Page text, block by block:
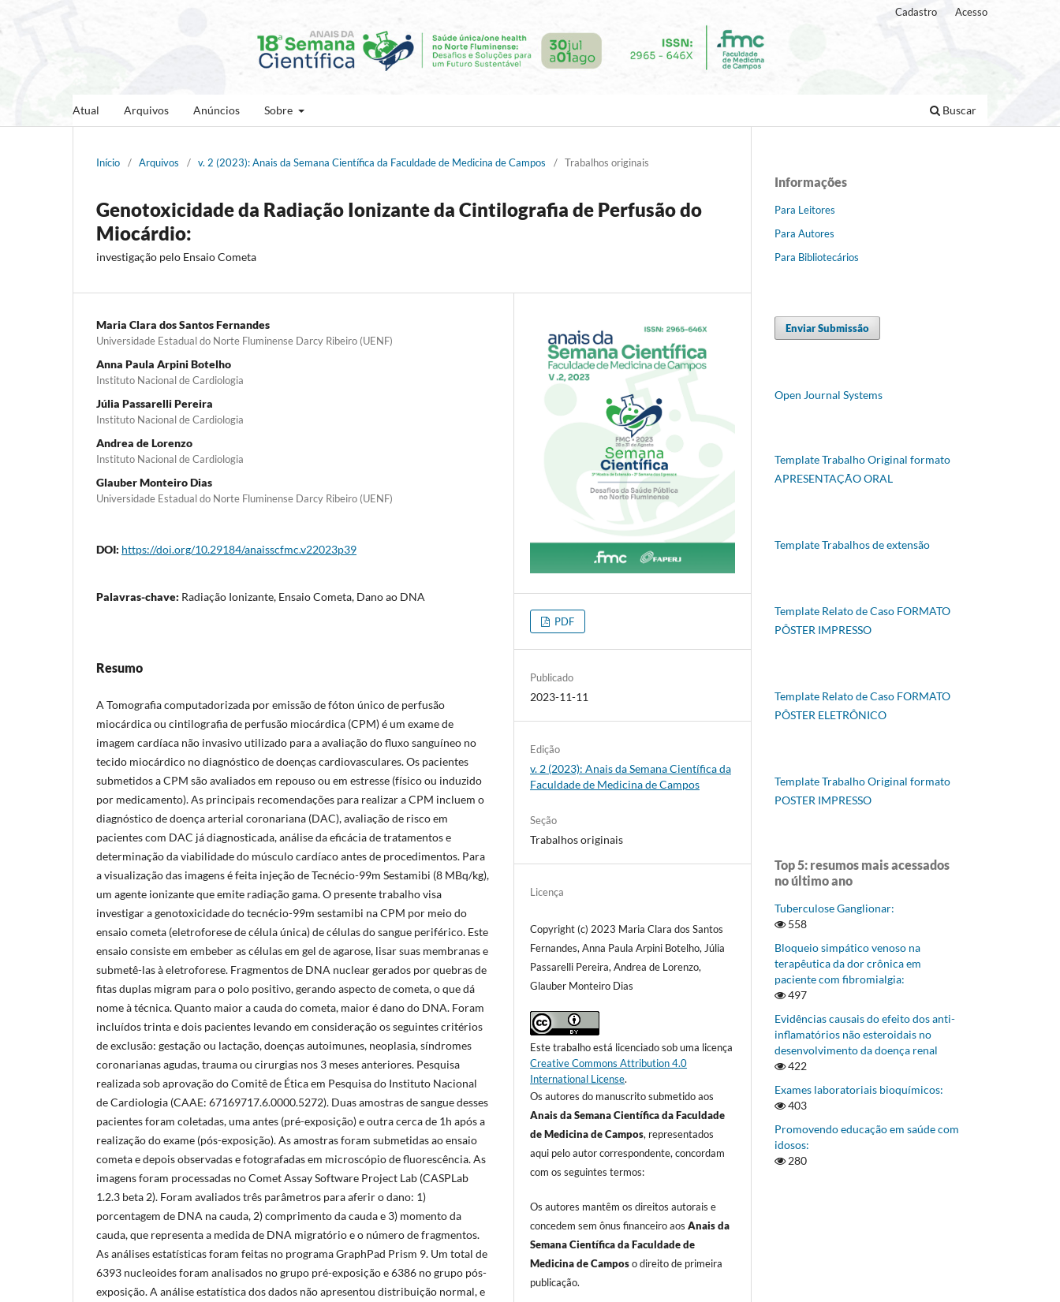
Atual Arquivos Anúncios Sobre Buscar
Cadastro Acesso
Início / Arquivos / v. 2 (2023): Anais da Semana Científica da Faculdade de Medicina de Campos / Trabalhos originais
Genotoxicidade da Radiação Ionizante da Cintilografia de Perfusão do
Miocárdio:
investigação pelo Ensaio Cometa
Maria Clara dos Santos Fernandes
Universidade Estadual do Norte Fluminense Darcy Ribeiro (UENF)
Anna Paula Arpini Botelho
Instituto Nacional de Cardiologia
Júlia Passarelli Pereira
Instituto Nacional de Cardiologia
Andrea de Lorenzo
Instituto Nacional de Cardiologia
Glauber Monteiro Dias
Universidade Estadual do Norte Fluminense Darcy Ribeiro (UENF)
DOI: https://doi.org/10.29184/anaisscfmc.v22023p39
Palavras-chave: Radiação Ionizante, Ensaio Cometa, Dano ao DNA
Resumo
A Tomografia computadorizada por emissão de fóton único de perfusão
miocárdica ou cintilografia de perfusão miocárdica (CPM) é um exame de
imagem cardíaca não invasivo utilizado para a avaliação do fluxo sanguíneo no
tecido miocárdico no diagnóstico de doenças cardiovasculares. Os pacientes
submetidos a CPM são avaliados em repouso ou em estresse (físico ou induzido
por medicamento). As principais recomendações para realizar a CPM incluem o
diagnóstico de doença arterial coronariana (DAC), avaliação de risco em
pacientes com DAC já diagnosticada, análise da eficácia de tratamentos e
determinação da viabilidade do músculo cardíaco antes de procedimentos. Para
a visualização das imagens é feita injeção de Tecnécio-99m Sestamibi (8 MBq/kg),
um agente ionizante que emite radiação gama. O presente trabalho visa
investigar a genotoxicidade do tecnécio-99m sestamibi na CPM por meio do
ensaio cometa (eletroforese de célula única) de células do sangue periférico. Este
ensaio consiste em embeber as células em gel de agarose, lisar suas membranas e
submetê-las à eletroforese. Fragmentos de DNA nuclear gerados por quebras de
fitas duplas migram para o polo positivo, gerando aspecto de cometa, o que dá
nome à técnica. Quanto maior a cauda do cometa, maior é dano do DNA. Foram
incluídos trinta e dois pacientes levando em consideração os seguintes critérios
de exclusão: gestação ou lactação, doenças autoimunes, neoplasia, síndromes
coronarianas agudas, trauma ou cirurgias nos 3 meses anteriores. Pesquisa
realizada sob aprovação do Comitê de Ética em Pesquisa do Instituto Nacional
de Cardiologia (CAAE: 67169717.6.0000.5272). Duas amostras de sangue desses
pacientes foram coletadas, uma antes (pré-exposição) e outra cerca de 1h após a
realização do exame (pós-exposição). As amostras foram submetidas ao ensaio
cometa e depois observadas e fotografadas em microscópio de fluorescência. As
imagens foram processadas no Comet Assay Software Project Lab (CASPLab
1.2.3 beta 2). Foram avaliados três parâmetros para aferir o dano: 1)
porcentagem de DNA na cauda, 2) comprimento da cauda e 3) momento da
cauda, que representa a medida de DNA migratório e o número de fragmentos.
As análises estatísticas foram feitas no programa GraphPad Prism 9. Um total de
6393 nucleoides foram analisados no grupo pré-exposição e 6386 no grupo pós-
exposição. A análise estatística dos dados não apresentou distribuição normal, e
PDF
Publicado
2023-11-11
Edição
v. 2 (2023): Anais da Semana Científica da
Faculdade de Medicina de Campos
Seção
Trabalhos originais
Licença
Copyright (c) 2023 Maria Clara dos Santos
Fernandes, Anna Paula Arpini Botelho, Júlia
Passarelli Pereira, Andrea de Lorenzo,
Glauber Monteiro Dias
Este trabalho está licenciado sob uma licença
Creative Commons Attribution 4.0
International License.
Os autores do manuscrito submetido aos
Anais da Semana Científica da Faculdade
de Medicina de Campos, representados
aqui pelo autor correspondente, concordam
com os seguintes termos:
Os autores mantêm os direitos autorais e
concedem sem ônus financeiro aosAnais da
Semana Científica da Faculdade de
Medicina de Camposo direito de primeira
publicação.
Informações
Para Leitores
Para Autores
Para Bibliotecários
Enviar Submissão
Open Journal Systems
Template Trabalho Original formato
APRESENTAÇÃO ORAL
Template Trabalhos de extensão
Template Relato de Caso FORMATO
PÔSTER IMPRESSO
Template Relato de Caso FORMATO
PÔSTER ELETRÔNICO
Template Trabalho Original formato
POSTER IMPRESSO
Top 5: resumos mais acessados
no último ano
Tuberculose Ganglionar:
558
Bloqueio simpático venoso na
terapêutica da dor crônica em
paciente com fibromialgia:
497
Evidências causais do efeito dos anti-
inflamatórios não esteroidais no
desenvolvimento da doença renal
422
Exames laboratoriais bioquímicos:
403
Promovendo educação em saúde com
idosos:
280